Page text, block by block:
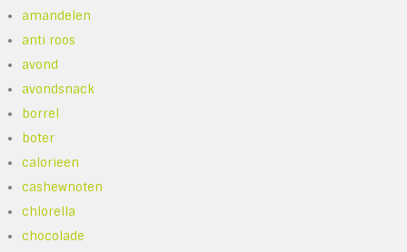
amandelen
anti roos
avond
avondsnack
borrel
boter
calorieen
cashewnoten
chlorella
chocolade